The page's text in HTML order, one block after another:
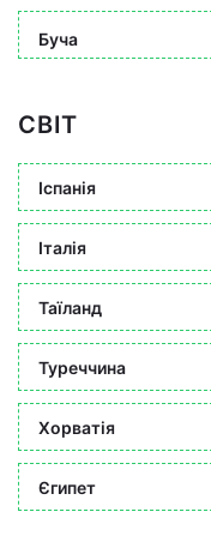
Буча
СВІТ
Іспанія
Італія
Таїланд
Туреччина
Хорватія
Єгипет